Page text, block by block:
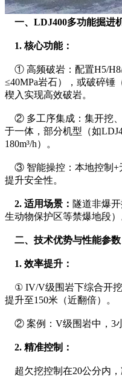
一、LDJ400多功能掘进
1. 核心功能：
≤40MPa岩石），或破碎锤
楔入实现高效破岩。
于一体，部分机型（如
180m³/h）。
提升安全性。
2. 适用场景： 隧道非爆
生动物保护区等禁爆地段）
二、技术优势与性能参数
1. 效率提升：
提升至150米（近翻倍）。
② 案例：V级围岩中，3小
2. 精准控制：
超欠挖控制在20公分内，